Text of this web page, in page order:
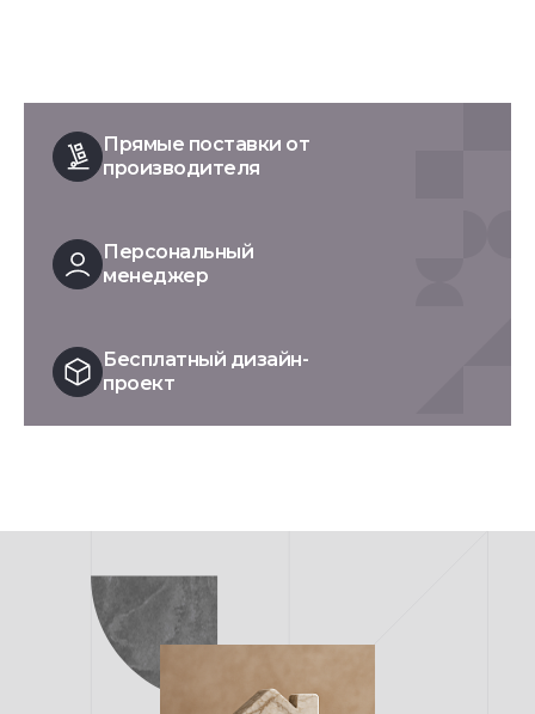
Прямые поставки от
производителя
Персональный
менеджер
Бесплатный дизайн-
проект